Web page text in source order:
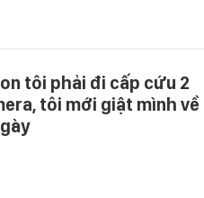
tôi phải đi cấp cứu 2
tôi mới giật mình về